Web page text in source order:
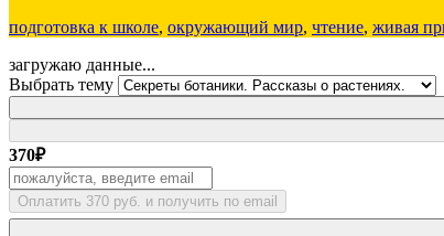
подготовка к школе, окружающий мир, чтение, живая
загружаю данные...
Выбрать тему
370₽
Оплатить 370 руб. и получить по email